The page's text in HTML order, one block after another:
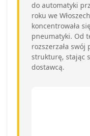
do automatyki
roku we
koncentrowała
pneumatyki. Od
rozszerzała
strukturę, stając
dostawcą.